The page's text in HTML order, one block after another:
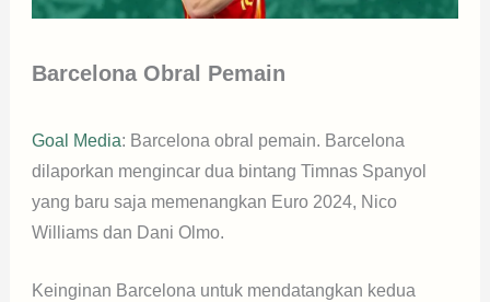
Barcelona Obral Pemain
Goal Media: Barcelona obral pemain. Barcelona
dilaporkan mengincar dua bintang Timnas Spanyol
yang baru saja memenangkan Euro 2024, Nico
Williams dan Dani Olmo.
Keinginan Barcelona untuk mendatangkan kedua